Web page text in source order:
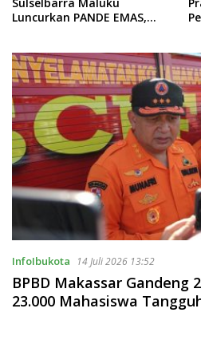
Sulselbarra Maluku
Luncurkan PANDE EMAS,
InfoIbukota 14 Juli 2026 13:52
BPBD Makassar Gandeng
23.000 Mahasiswa